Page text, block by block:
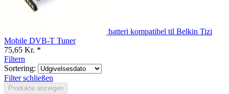
batteri kompatibel til Belkin Tizi
Mobile DVB-T Tuner
75,65 Kr. *
Filtern
Sortering:
Filter schließen
Produkte anzeigen